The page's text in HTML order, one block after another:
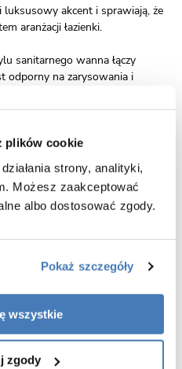
plików cookie
strony, analityki,
Możesz zaakceptować
albo dostosować zgody.
Pokaż szczegóły
wszystkie
zgody
luksusowy akcent i sprawiają, że
aranżacji łazienki.
sanitarnego wanna łączy
odporny na zarysowania i
temperaturę wody, dzięki
ułożenie ciała i wygodę podczas
konstrukcja daje dużą swobodę
wannę do różnych układów
które szukają
designu w jednym,